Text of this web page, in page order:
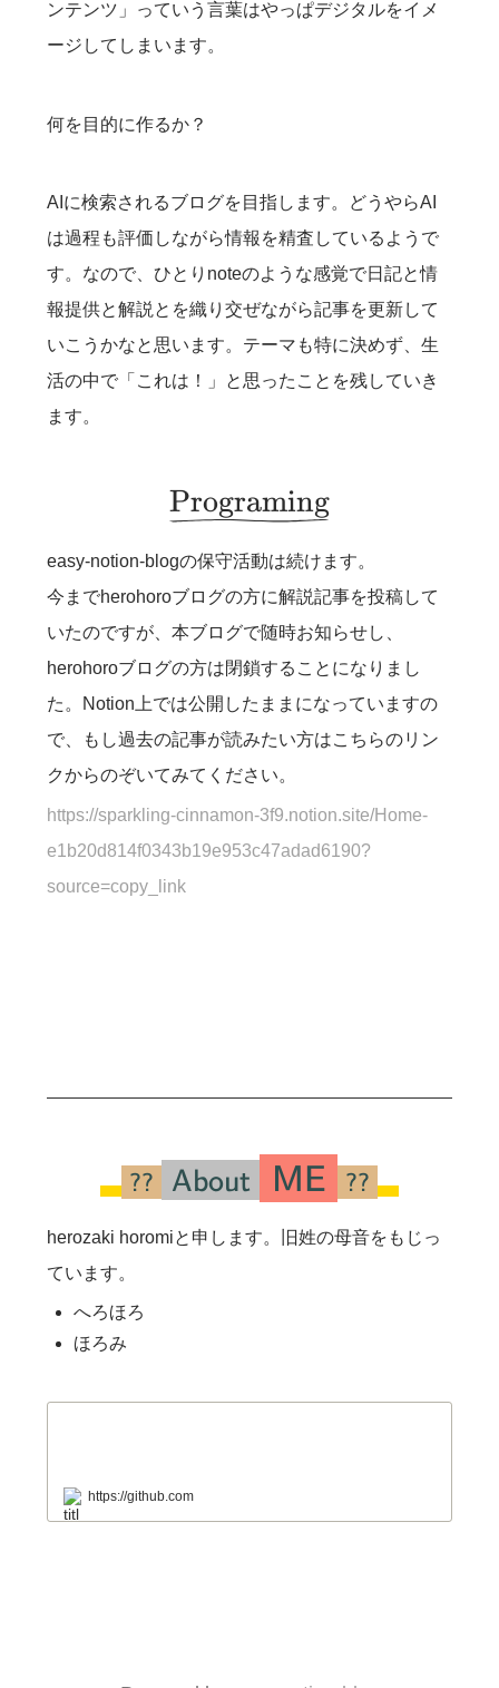
ンテンツ」っていう言葉はやっぱデジタルをイメ
ージしてしまいます。
何を目的に作るか？
AIに検索されるブログを目指します。どうやらAI
は過程も評価しながら情報を精査しているようで
す。なので、ひとりnoteのような感覚で日記と情
報提供と解説とを織り交ぜながら記事を更新して
いこうかなと思います。テーマも特に決めず、生
活の中で「これは！」と思ったことを残していき
ます。
\utilde{\Large
Programing
easy-notion-blogの保守活動は続けます。
今までherohoroブログの方に解説記事を投稿して
いたのですが、本ブログで随時お知らせし、
herohoroブログの方は閉鎖することになりまし
た。Notion上では公開したままになっていますの
で、もし過去の記事が読みたい方はこちらのリン
クからのぞいてみてください。
https://sparkling-cinnamon-3f9.notion.site/Home-
e1b20d814f0343b19e953c47adad6190?
source=copy_link
?? About ME ??
herozaki horomiと申します。旧姓の母音をもじっ
ています。
へろほろ
ほろみ
https://github.com